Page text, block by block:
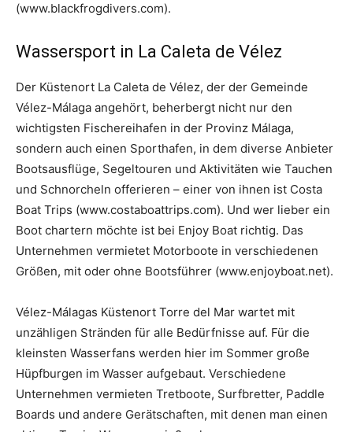
(www.blackfrogdivers.com).
Wassersport in La Caleta de Vélez
Der Küstenort La Caleta de Vélez, der der Gemeinde
Vélez-Málaga angehört, beherbergt nicht nur den
wichtigsten Fischereihafen in der Provinz Málaga,
sondern auch einen Sporthafen, in dem diverse Anbieter
Bootsausflüge, Segeltouren und Aktivitäten wie Tauchen
und Schnorcheln offerieren – einer von ihnen ist Costa
Boat Trips (www.costaboattrips.com). Und wer lieber ein
Boot chartern möchte ist bei Enjoy Boat richtig. Das
Unternehmen vermietet Motorboote in verschiedenen
Größen, mit oder ohne Bootsführer (www.enjoyboat.net).
Vélez-Málagas Küstenort Torre del Mar wartet mit
unzähligen Stränden für alle Bedürfnisse auf. Für die
kleinsten Wasserfans werden hier im Sommer große
Hüpfburgen im Wasser aufgebaut. Verschiedene
Unternehmen vermieten Tretboote, Surfbretter, Paddle
Boards und andere Gerätschaften, mit denen man einen